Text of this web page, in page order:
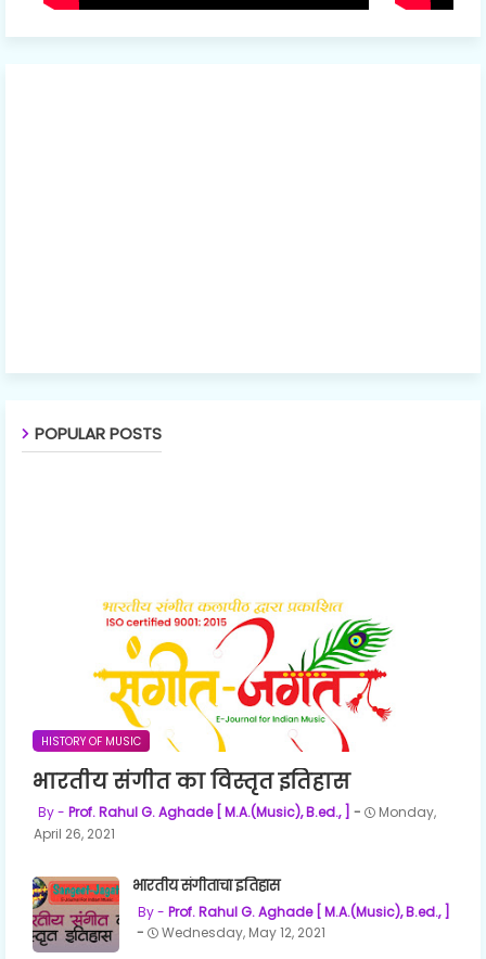
POPULAR POSTS
HISTORY OF MUSIC
भारतीय संगीत का विस्तृत इतिहास
Prof. Rahul G. Aghade [ M.A.(Music), B.ed., ]
Monday,
April 26, 2021
भारतीय संगीताचा इतिहास
Prof. Rahul G. Aghade [ M.A.(Music), B.ed., ]
Wednesday, May 12, 2021